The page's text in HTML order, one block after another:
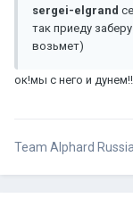
sergei-elgrand
так приеду
возьмет)
ок!мы с него и
Team Alphard